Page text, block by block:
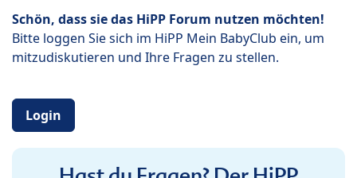
Schön, dass sie das HiPP Forum nutzen möchten!
Bitte loggen Sie sich im HiPP Mein BabyClub ein, um
mitzudiskutieren und Ihre Fragen zu stellen.
Login